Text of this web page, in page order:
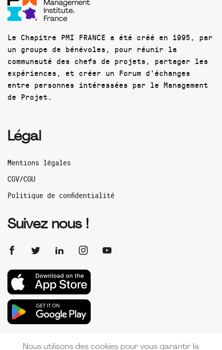
Le Chapitre PMI FRANCE a été créé en 1995, par
un groupe de bénévoles, pour réunir la
communauté des chefs de projets, partager les
expériences, et créer un Forum d'échanges
entre personnes intéressées par le Management
de Projet.
Légal
Mentions légales
CGV/CGU
Politique de confidentialité
Suivez nous !
Nous utilisons des cookies pour vous garantir la